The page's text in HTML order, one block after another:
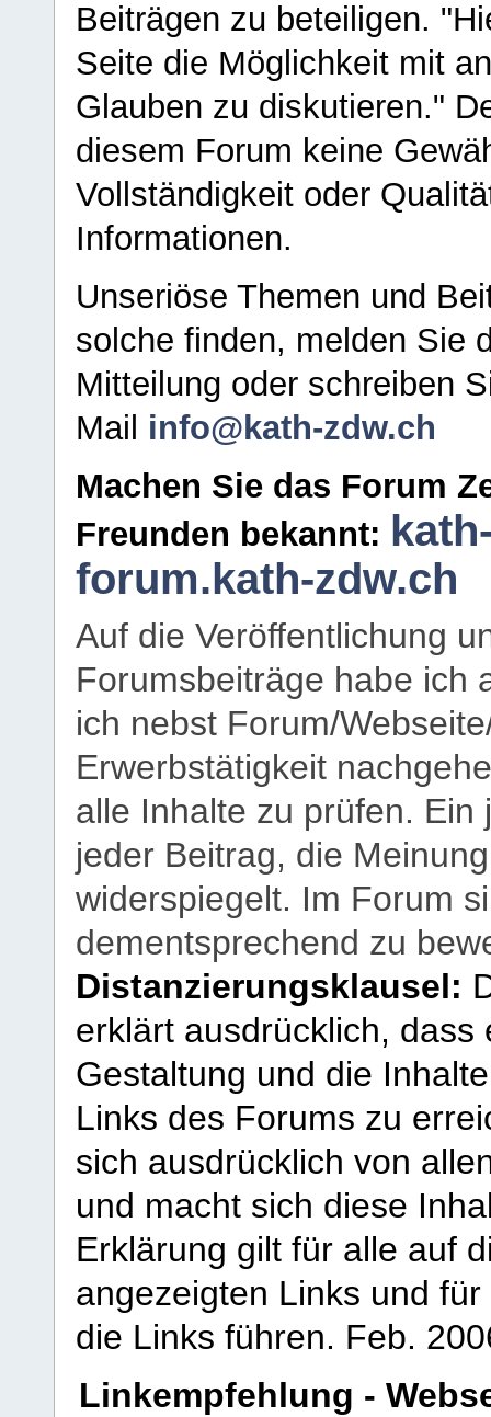
Beiträgen zu beteiligen.
Seite die Möglichkeit mit
Glauben zu diskutieren."
diesem Forum keine
Vollständigkeit oder
Informationen.
Unseriöse Themen und
solche finden, melden Sie
Mitteilung oder schreiben
Mail info@kath-zdw.ch
Machen Sie das Forum
Freunden bekannt:
forum.kath-zdw.ch
Auf die Veröffentlichung
Forumsbeiträge habe ich
ich nebst Forum/
Erwerbstätigkeit
alle Inhalte zu prüfen.
jeder Beitrag, die
widerspiegelt. Im Forum
dementsprechend zu
Distanzierungsklausel:
erklärt ausdrücklich,
Gestaltung und die
Links des Forums zu
sich ausdrücklich von
und macht sich diese
Erklärung gilt für alle auf
angezeigten Links und
die Links führen. Feb.
Linkempfehlung -